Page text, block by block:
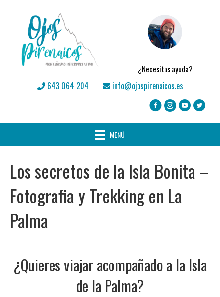
¿Necesitas ayuda?
643 064 204 info@ojospirenaicos.es
MENÚ
Los secretos de la Isla Bonita –
Fotografia y Trekking en La
Palma
¿Quieres viajar acompañado a la Isla
de la Palma?